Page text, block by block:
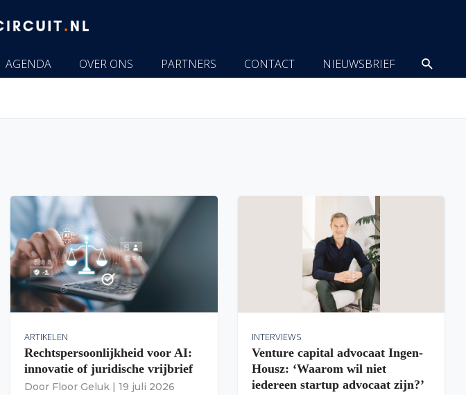
AGENDA OVER ONS PARTNERS CONTACT NIEUWSBRIEF
ARTIKELEN
Rechtspersoonlijkheid voor AI:
innovatie of juridische vrijbrief
Door Floor Geluk | 19 juli 2026
INTERVIEWS
Venture capital advocaat Ingen-
Housz: ‘Waarom wil niet
iedereen startup advocaat zijn?’